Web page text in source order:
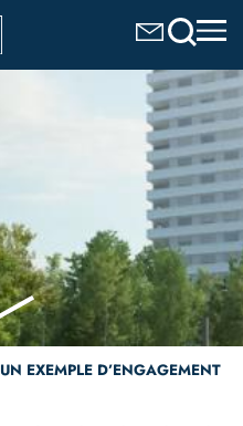
EXEMPLE D’ENGAGEMENT